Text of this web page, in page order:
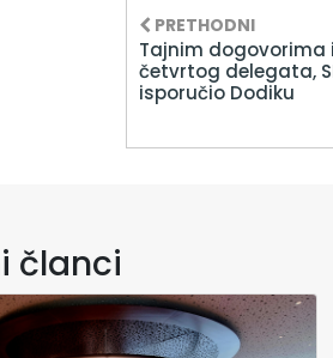
PRETHODNI
Tajnim
četvrtog delegata,
isporučio Dodiku
članci